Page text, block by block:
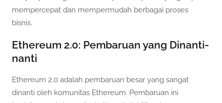
mempercepat dan mempermudah berbagai proses
bisnis.
Ethereum 2.0: Pembaruan yang Dinanti-
nanti
Ethereum 2.0 adalah pembaruan besar yang sangat
dinanti oleh komunitas Ethereum. Pembaruan ini